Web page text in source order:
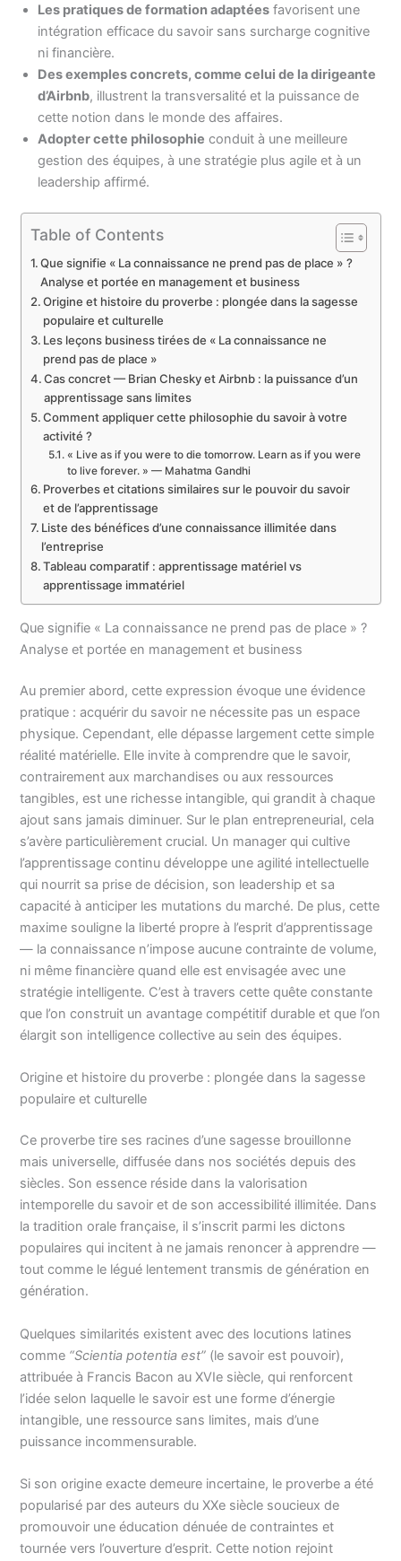
Les pratiques de formation adaptées favorisent une
intégration efficace du savoir sans surcharge cognitive
ni financière.
Des exemples concrets, comme celui de la dirigeante
d’Airbnb, illustrent la transversalité et la puissance de
cette notion dans le monde des affaires.
Adopter cette philosophie conduit à une meilleure
gestion des équipes, à une stratégie plus agile et à un
leadership affirmé.
Table of Contents
Que signifie « La connaissance ne prend pas de place » ?
Analyse et portée en management et business
Origine et histoire du proverbe : plongée dans la sagesse
populaire et culturelle
Les leçons business tirées de « La connaissance ne
prend pas de place »
Cas concret — Brian Chesky et Airbnb : la puissance d’un
apprentissage sans limites
Comment appliquer cette philosophie du savoir à votre
activité ?
« Live as if you were to die tomorrow. Learn as if you were
to live forever. » — Mahatma Gandhi
Proverbes et citations similaires sur le pouvoir du savoir
et de l’apprentissage
Liste des bénéfices d’une connaissance illimitée dans
l’entreprise
Tableau comparatif : apprentissage matériel vs
apprentissage immatériel
Que signifie « La connaissance ne prend pas de place » ?
Analyse et portée en management et business
Au premier abord, cette expression évoque une évidence
pratique : acquérir du savoir ne nécessite pas un espace
physique. Cependant, elle dépasse largement cette simple
réalité matérielle. Elle invite à comprendre que le savoir,
contrairement aux marchandises ou aux ressources
tangibles, est une richesse intangible, qui grandit à chaque
ajout sans jamais diminuer. Sur le plan entrepreneurial, cela
s’avère particulièrement crucial. Un manager qui cultive
l’apprentissage continu développe une agilité intellectuelle
qui nourrit sa prise de décision, son leadership et sa
capacité à anticiper les mutations du marché. De plus, cette
maxime souligne la liberté propre à l’esprit d’apprentissage
— la connaissance n’impose aucune contrainte de volume,
ni même financière quand elle est envisagée avec une
stratégie intelligente. C’est à travers cette quête constante
que l’on construit un avantage compétitif durable et que l’on
élargit son intelligence collective au sein des équipes.
Origine et histoire du proverbe : plongée dans la sagesse
populaire et culturelle
Ce proverbe tire ses racines d’une sagesse brouillonne
mais universelle, diffusée dans nos sociétés depuis des
siècles. Son essence réside dans la valorisation
intemporelle du savoir et de son accessibilité illimitée. Dans
la tradition orale française, il s’inscrit parmi les dictons
populaires qui incitent à ne jamais renoncer à apprendre —
tout comme le légué lentement transmis de génération en
génération.
Quelques similarités existent avec des locutions latines
comme “Scientia potentia est” (le savoir est pouvoir),
attribuée à Francis Bacon au XVIe siècle, qui renforcent
l’idée selon laquelle le savoir est une forme d’énergie
intangible, une ressource sans limites, mais d’une
puissance incommensurable.
Si son origine exacte demeure incertaine, le proverbe a été
popularisé par des auteurs du XXe siècle soucieux de
promouvoir une éducation dénuée de contraintes et
tournée vers l’ouverture d’esprit. Cette notion rejoint